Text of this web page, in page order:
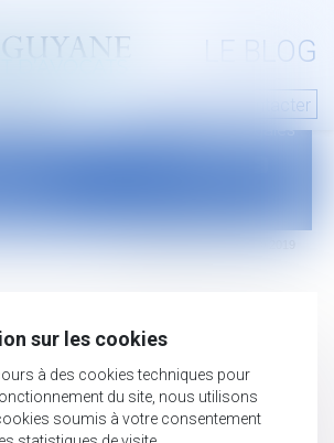
LE BLOG
Nous contacter
Cedex
35
Mentions légales
sur les cookies
à des cookies techniques pour
du site, nous utilisons
soumis à votre consentement